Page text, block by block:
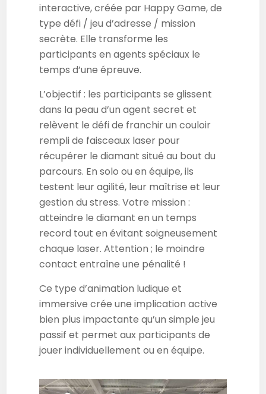
interactive, créée par Happy Game, de
type défi / jeu d’adresse / mission
secrète. Elle transforme les
participants en agents spéciaux le
temps d’une épreuve.
L’objectif : les participants se glissent
dans la peau d’un agent secret et
relèvent le défi de franchir un couloir
rempli de faisceaux laser pour
récupérer le diamant situé au bout du
parcours. En solo ou en équipe, ils
testent leur agilité, leur maîtrise et leur
gestion du stress. Votre mission :
atteindre le diamant en un temps
record tout en évitant soigneusement
chaque laser. Attention ; le moindre
contact entraîne une pénalité !
Ce type d’animation ludique et
immersive crée une implication active
bien plus impactante qu’un simple jeu
passif et permet aux participants de
jouer individuellement ou en équipe.